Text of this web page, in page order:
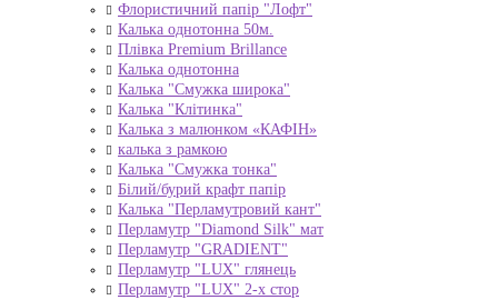
Флористичний папір "Лофт"
Калька однотонна 50м.
Плівка Premium Brillance
Калька однотонна
Калька "Смужка широка"
Калька "Клітинка"
Калька з малюнком «КАФІН»
калька з рамкою
Калька "Смужка тонка"
Білий/бурий крафт папір
Калька "Перламутровий кант"
Перламутр "Diamond Silk" мат
Перламутр "GRADIENT"
Перламутр "LUX" глянець
Перламутр "LUX" 2-х стор